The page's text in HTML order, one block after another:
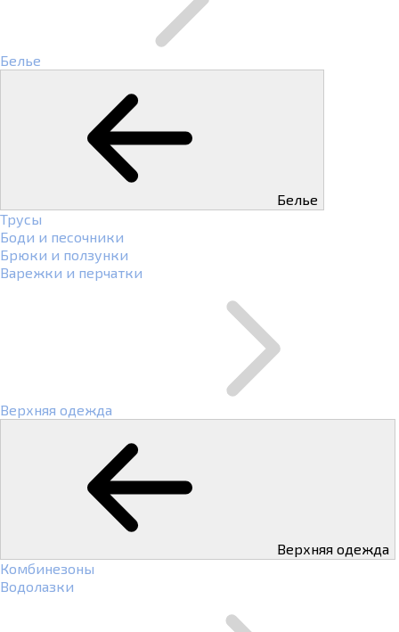
Белье
Белье
Трусы
Боди и песочники
Брюки и ползунки
Варежки и перчатки
Верхняя одежда
Верхняя одежда
Комбинезоны
Водолазки